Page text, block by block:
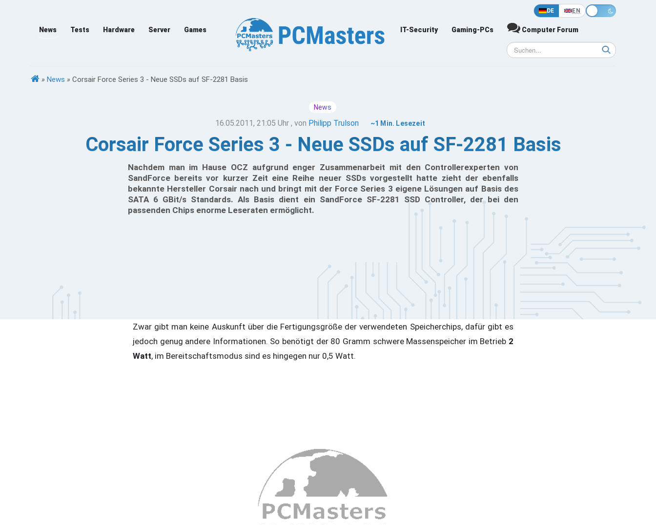
DE EN
News Tests Hardware Server Games IT-Security Gaming-PCs Computer Forum
» News » Corsair Force Series 3 - Neue SSDs auf SF-2281 Basis
News
16.05.2011, 21:05 Uhr , von Philipp Trulson ~1 Min. Lesezeit
Corsair Force Series 3 - Neue SSDs auf SF-2281 Basis
Nachdem man im Hause OCZ aufgrund enger Zusammenarbeit mit den Controllerexperten von
SandForce bereits vor kurzer Zeit eine Reihe neuer SSDs vorgestellt hatte zieht der ebenfalls
bekannte Hersteller Corsair nach und bringt mit der Force Series 3 eigene Lösungen auf Basis des
SATA 6 GBit/s Standards. Als Basis dient ein SandForce SF-2281 SSD Controller, der bei den
passenden Chips enorme Leseraten ermöglicht.
Zwar gibt man keine Auskunft über die Fertigungsgröße der verwendeten Speicherchips, dafür gibt es
jedoch genug andere Informationen. So benötigt der 80 Gramm schwere Massenspeicher im Betrieb 2
Watt, im Bereitschaftsmodus sind es hingegen nur 0,5 Watt.